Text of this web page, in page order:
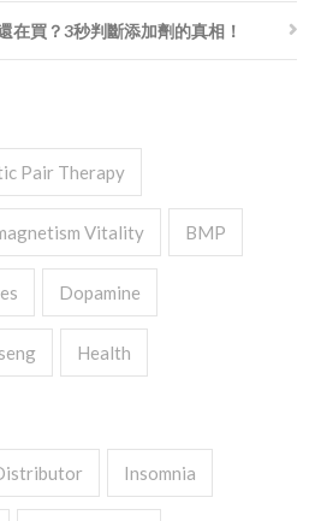
在買？3秒判斷添加劑的真相！
Pair Therapy
Vitality BMP
Dopamine
Health
Insomnia